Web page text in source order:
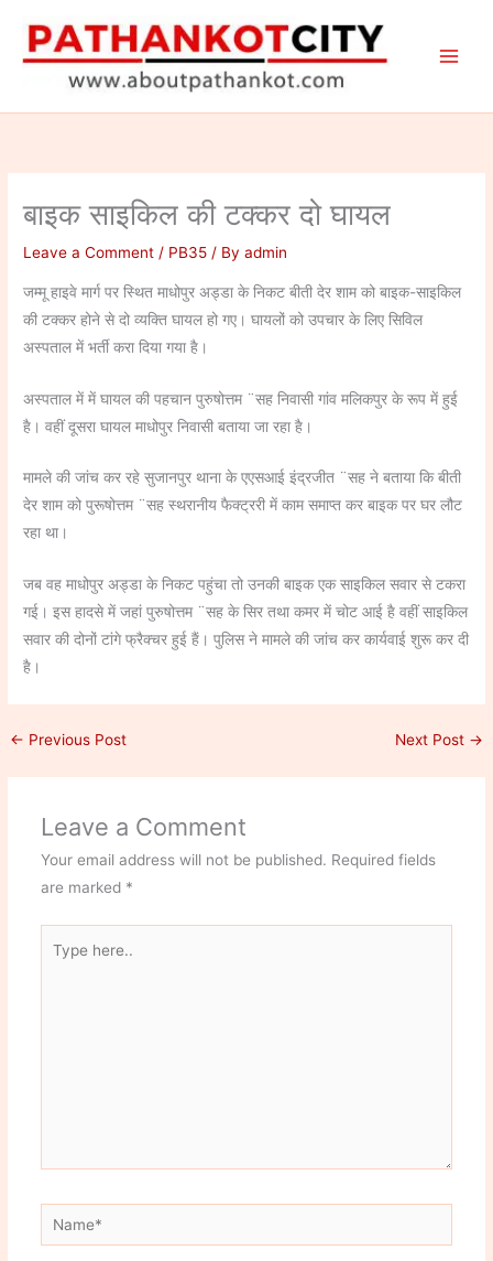
content
बाइक साइकिल की टक्कर दो घायल
Leave a Comment / PB35 / Byadmin
जम्मू हाइवे मार्ग पर स्थित माधोपुर अड्डा के निकट बीती देर शाम को बाइक-साइकिल
की टक्कर होने से दो व्यक्ति घायल हो गए। घायलों को उपचार के लिए सिविल
अस्पताल में भर्ती करा दिया गया है।
अस्पताल में में घायल की पहचान पुरुषोत्तम ¨सह निवासी गांव मलिकपुर के रूप में हुई
है। वहीं दूसरा घायल माधोपुर निवासी बताया जा रहा है।
मामले की जांच कर रहे सुजानपुर थाना के एएसआई इंद्रजीत ¨सह ने बताया कि बीती
देर शाम को पुरूषोत्तम ¨सह स्थरानीय फैक्ट्ररी में काम समाप्त कर बाइक पर घर लौट
रहा था।
जब वह माधोपुर अड्डा के निकट पहुंचा तो उनकी बाइक एक साइकिल सवार से टकरा
गई। इस हादसे में जहां पुरुषोत्तम ¨सह के सिर तथा कमर में चोट आई है वहीं साइकिल
सवार की दोनों टांगे फ्रैक्चर हुई हैं। पुलिस ने मामले की जांच कर कार्यवाई शुरू कर दी
है।
← Previous Post Next Post →
Leave a Comment
Your email address will not be published. Required fields
are marked *
here..
Name*